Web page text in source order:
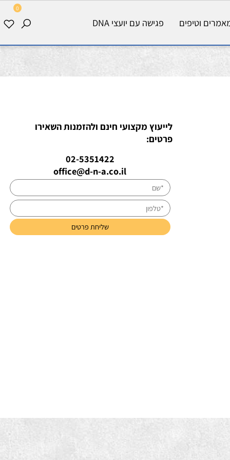
0
וטיפים פגישה עם יועצי DNA
לייעוץ מקצועי חינם ולהזמנות השאירו
פרטים:
02-5351422
office@d-n-a.co.il